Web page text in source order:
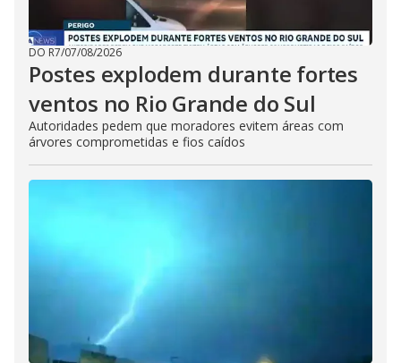
DO R7/07/08/2026
Postes explodem durante fortes
ventos no Rio Grande do Sul
Autoridades pedem que moradores evitem áreas com
árvores comprometidas e fios caídos